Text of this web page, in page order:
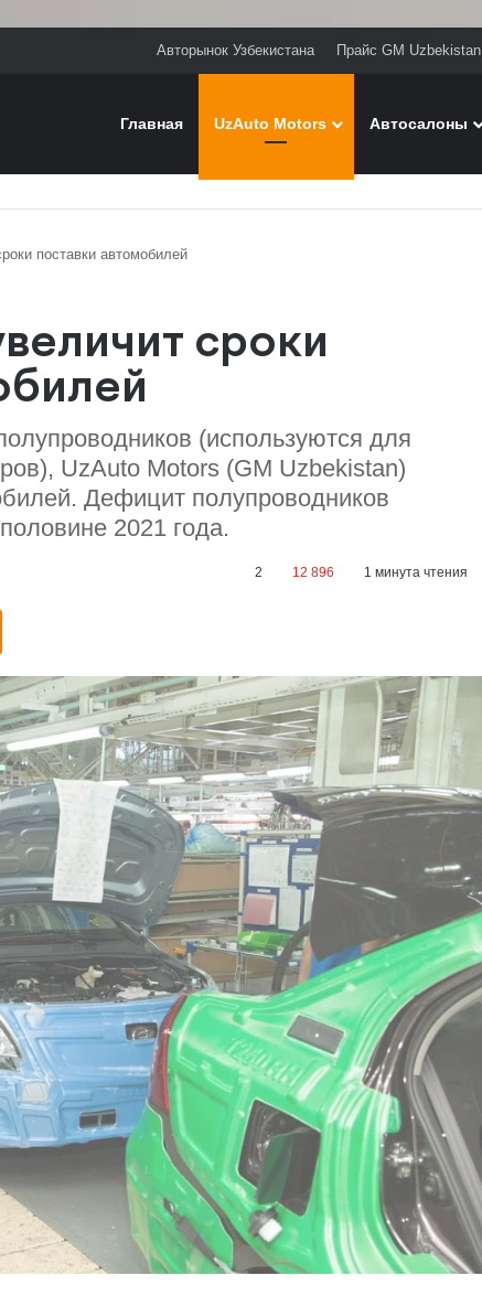
Авторынок Узбекистана Прайс GM Uzbekistan
Главная UzAuto Motors Автосалоны
поставки автомобилей
сроки
(используются для
UzAuto Motors (GM Uzbekistan)
Дефицит полупроводников
2021 года.
2 12 896 1 минута чтения
Odnoklassniki